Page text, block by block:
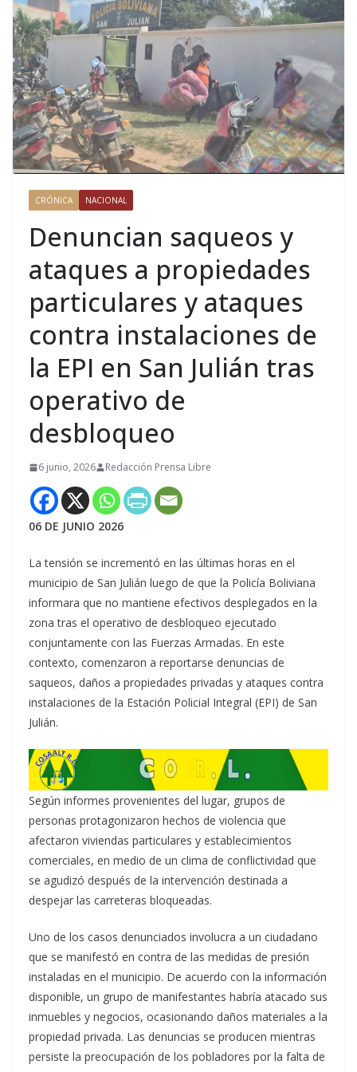
CRÓNICA NACIONAL
Denuncian saqueos y
ataques a propiedades
particulares y ataques
contra instalaciones de
la EPI en San Julián tras
operativo de
desbloqueo
6 junio, 2026 Redacción Prensa Libre
06 DE JUNIO 2026
La tensión se incrementó en las últimas horas en el
municipio de San Julián luego de que la Policía Boliviana
informara que no mantiene efectivos desplegados en la
zona tras el operativo de desbloqueo ejecutado
conjuntamente con las Fuerzas Armadas. En este
contexto, comenzaron a reportarse denuncias de
saqueos, daños a propiedades privadas y ataques contra
instalaciones de la Estación Policial Integral (EPI) de San
Julián.
Según informes provenientes del lugar, grupos de
personas protagonizaron hechos de violencia que
afectaron viviendas particulares y establecimientos
comerciales, en medio de un clima de conflictividad que
se agudizó después de la intervención destinada a
despejar las carreteras bloqueadas.
Uno de los casos denunciados involucra a un ciudadano
que se manifestó en contra de las medidas de presión
instaladas en el municipio. De acuerdo con la información
disponible, un grupo de manifestantes habría atacado sus
inmuebles y negocios, ocasionando daños materiales a la
propiedad privada. Las denuncias se producen mientras
persiste la preocupación de los pobladores por la falta de